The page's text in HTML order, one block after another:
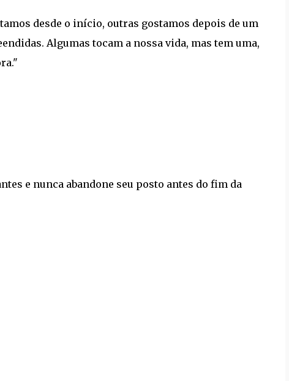
desde o início, outras gostamos depois de um
Algumas tocam a nossa vida, mas tem uma,
e nunca abandone seu posto antes do fim da